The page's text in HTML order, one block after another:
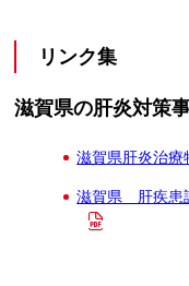
リンク集
滋賀県の肝炎対策
滋賀県肝炎治療
滋賀県 肝疾患